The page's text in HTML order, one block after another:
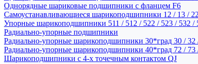
Однорядные шариковые подшипники с фланцем F6
Самоустанавливающиеся шарикоподшипники 12 / 13 /
Упорные шарикоподшипники 511 / 512 / 522 / 523 / 532 /
Радиально-упорные подшипники
Радиально-упорные шарикоподшипники 30*град 30 / 32
Радиально-упорные шарикоподшипники 40*град 72 / 73
Шарикоподшипники с 4-х точечным контактом QJ